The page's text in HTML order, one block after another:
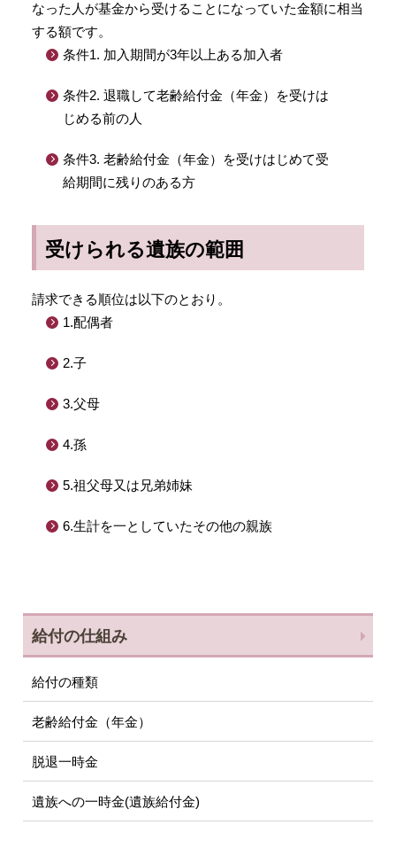
なった人が基金から受けることになっていた金額に相当
する額です。
条件1. 加入期間が3年以上ある加入者
条件2. 退職して老齢給付金（年金）を受けは
じめる前の人
条件3. 老齢給付金（年金）を受けはじめて受
給期間に残りのある方
受けられる遺族の範囲
請求できる順位は以下のとおり。
1.配偶者
2.子
3.父母
4.孫
5.祖父母又は兄弟姉妹
6.生計を一としていたその他の親族
給付の仕組み
給付の種類
老齢給付金（年金）
脱退一時金
遺族への一時金(遺族給付金)